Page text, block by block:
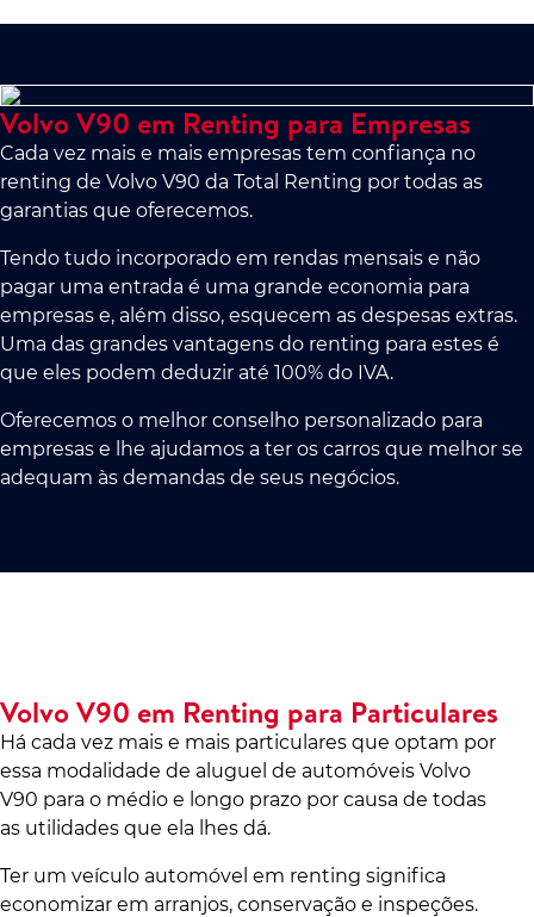
Volvo V90 em Renting para Empresas
Cada vez mais e mais empresas tem confiança no
renting de Volvo V90 da Total Renting por todas as
garantias que oferecemos.
Tendo tudo incorporado em rendas mensais e não
pagar uma entrada é uma grande economia para
empresas e, além disso, esquecem as despesas extras.
Uma das grandes vantagens do renting para estes é
que eles podem deduzir até 100% do IVA.
Oferecemos o melhor conselho personalizado para
empresas e lhe ajudamos a ter os carros que melhor se
adequam às demandas de seus negócios.
Volvo V90 em Renting para Particulares
Há cada vez mais e mais particulares que optam por
essa modalidade de aluguel de automóveis Volvo
V90 para o médio e longo prazo por causa de todas
as utilidades que ela lhes dá.
Ter um veículo automóvel em renting significa
economizar em arranjos, conservação e inspeções.